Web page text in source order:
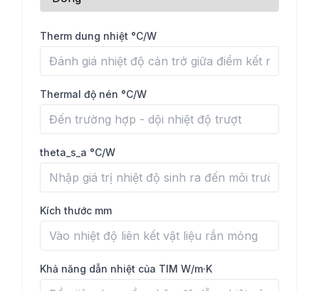
Therm dung nhiệt °C/W
Thermal độ nén °C/W
theta_s_a °C/W
Kích thước mm
Khả năng dẫn nhiệt của TIM W/m·K